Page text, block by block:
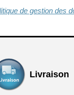
de gestion des
Livraison